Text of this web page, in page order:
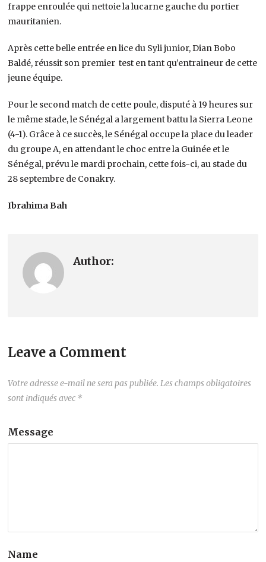
frappe enroulée qui nettoie la lucarne gauche du portier
mauritanien.
Après cette belle entrée en lice du Syli junior, Dian Bobo
Baldé, réussit son premier test en tant qu’entraineur de cette
jeune équipe.
Pour le second match de cette poule, disputé à 19 heures sur
le même stade, le Sénégal a largement battu la Sierra Leone
(4-1). Grâce à ce succès, le Sénégal occupe la place du leader
du groupe A, en attendant le choc entre la Guinée et le
Sénégal, prévu le mardi prochain, cette fois-ci, au stade du
28 septembre de Conakry.
Ibrahima Bah
Author:
Leave a Comment
Votre adresse e-mail ne sera pas publiée. Les champs obligatoires
sont indiqués avec *
Message
Name